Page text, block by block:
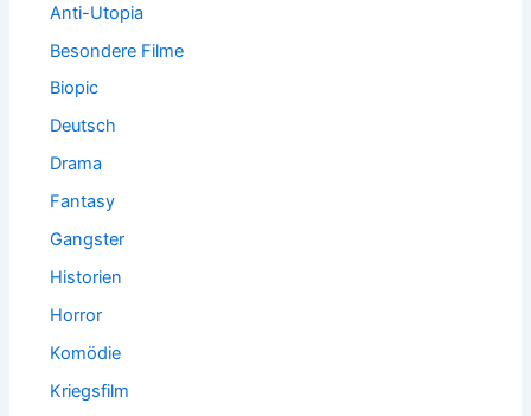
Anti-Utopia
Besondere Filme
Biopic
Deutsch
Drama
Fantasy
Gangster
Historien
Horror
Komödie
Kriegsfilm